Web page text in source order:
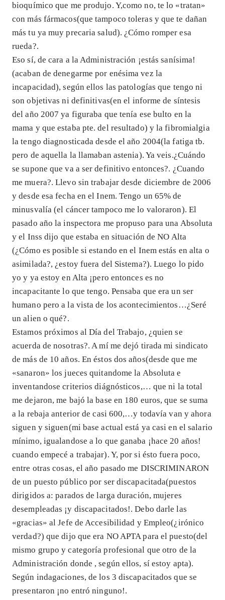
bioquímico que me produjo. Y,como no, te lo «tratan»
con más fármacos(que tampoco toleras y que te dañan
más tu ya muy precaria salud). ¿Cómo romper esa
rueda?.
Eso sí, de cara a la Administración ¡estás sanísima!
(acaban de denegarme por enésima vez la
incapacidad), según ellos las patologías que tengo ni
son objetivas ni definitivas(en el informe de síntesis
del año 2007 ya figuraba que tenía ese bulto en la
mama y que estaba pte. del resultado) y la fibromialgia
la tengo diagnosticada desde el año 2004(la fatiga tb.
pero de aquella la llamaban astenia). Ya veis.¿Cuándo
se supone que va a ser definitivo entonces?. ¿Cuando
me muera?. Llevo sin trabajar desde diciembre de 2006
y desde esa fecha en el Inem. Tengo un 65% de
minusvalía (el cáncer tampoco me lo valoraron). El
pasado año la inspectora me propuso para una Absoluta
y el Inss dijo que estaba en situación de NO Alta
(¿Cómo es posible si estando en el Inem estás en alta o
asimilada?, ¿estoy fuera del Sistema?). Luego lo pido
yo y ya estoy en Alta ¡pero entonces es no
incapacitante lo que tengo. Pensaba que era un ser
humano pero a la vista de los acontecimientos…¿Seré
un alien o qué?.
Estamos próximos al Día del Trabajo, ¿quien se
acuerda de nosotras?. A mí me dejó tirada mi sindicato
de más de 10 años. En éstos dos años(desde que me
«sanaron» los jueces quitandome la Absoluta e
inventandose criterios diágnósticos,… que ni la total
me dejaron, me bajó la base en 180 euros, que se suma
a la rebaja anterior de casi 600,…y todavía van y ahora
siguen y siguen(mi base actual está ya casi en el salario
mínimo, igualandose a lo que ganaba ¡hace 20 años!
cuando empecé a trabajar). Y, por si ésto fuera poco,
entre otras cosas, el año pasado me DISCRIMINARON
de un puesto público por ser discapacitada(puestos
dirigidos a: parados de larga duración, mujeres
desempleadas ¡y discapacitados!. Debo darle las
«gracias» al Jefe de Accesibilidad y Empleo(¿irónico
verdad?) que dijo que era NO APTA para el puesto(del
mismo grupo y categoría profesional que otro de la
Administración donde , según ellos, sí estoy apta).
Según indagaciones, de los 3 discapacitados que se
presentaron ¡no entró ninguno!.